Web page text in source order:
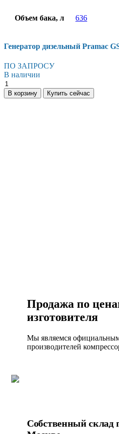
Объем бака, л 636
Генератор дизельный Pramac
ПО ЗАПРОСУ
В наличии
В корзину Купить сейчас
Продажа по
изготовителя
Мы являемся
производителей
Собственный склад